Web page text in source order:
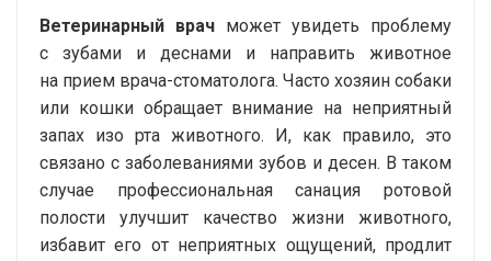
Ветеринарный врач может увидеть проблему
с зубами и деснами и направить животное
на прием врача-стоматолога. Часто хозяин собаки
или кошки обращает внимание на неприятный
запах изо рта животного. И, как правило, это
связано с заболеваниями зубов и десен. В таком
случае профессиональная санация ротовой
полости улучшит качество жизни животного,
избавит его от неприятных ощущений, продлит